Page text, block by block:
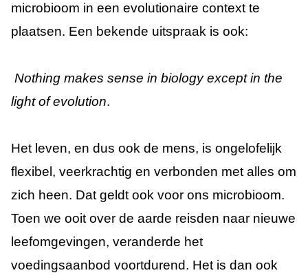
microbioom in een evolutionaire context te
plaatsen. Een bekende uitspraak is ook:
Nothing makes sense in biology except in the
light of evolution.
Het leven, en dus ook de mens, is ongelofelijk
flexibel, veerkrachtig en verbonden met alles om
zich heen. Dat geldt ook voor ons microbioom.
Toen we ooit over de aarde reisden naar nieuwe
leefomgevingen, veranderde het
voedingsaanbod voortdurend. Het is dan ook